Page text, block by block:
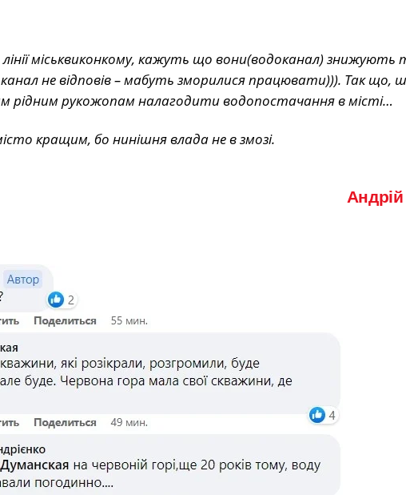
лінії міськвиконкому, кажуть що вони(водоканал) знижують
не відповів – мабуть зморилися працювати))). Так що,
рукожопам налагодити водопостачання в місті…
кращим, бо нинішня влада не в змозі.